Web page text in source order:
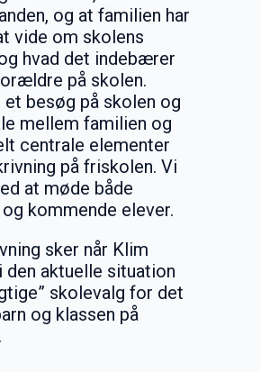
og at familien har
vide om skolens
hvad det indebærer
på skolen.
et besøg på skolen og
mellem familien og
centrale elementer
på friskolen. Vi
at møde både
kommende elever.
sker når Klim
den aktuelle situation
skolevalg for det
og klassen på